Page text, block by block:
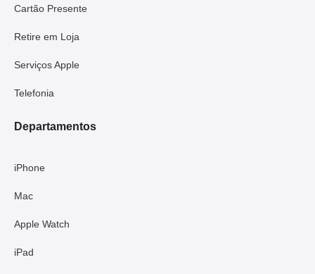
Cartão Presente
Retire em Loja
Serviços Apple
Telefonia
Departamentos
iPhone
Mac
Apple Watch
iPad